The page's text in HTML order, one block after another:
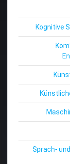
Kognitive
Sprach-